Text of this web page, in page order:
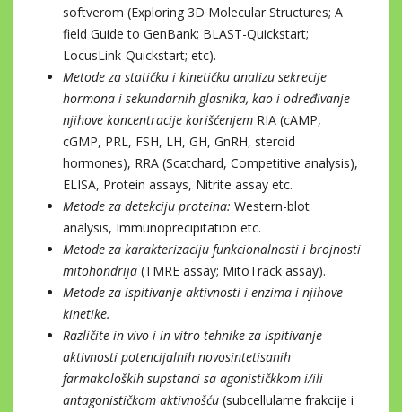
softverom (Exploring 3D Molecular Structures; A
field Guide to GenBank; BLAST-Quickstart;
LocusLink-Quickstart; etc).
Metode za statičku i kinetičku analizu sekrecije
hormona i sekundarnih glasnika, kao i određivanje
njihove koncentracije korišćenjem RIA (cAMP,
cGMP, PRL, FSH, LH, GH, GnRH, steroid
hormones), RRA (Scatchard, Competitive analysis),
ELISA, Protein assays, Nitrite assay etc.
Metode za detekciju proteina: Western-blot
analysis, Immunoprecipitation etc.
Metode za karakterizaciju funkcionalnosti i brojnosti
mitohondrija (TMRE assay; MitoTrack assay).
Metode za ispitivanje aktivnosti i enzima i njihove
kinetike.
Različite in vivo i in vitro tehnike za ispitivanje
aktivnosti potencijalnih novosintetisanih
farmakoloških supstanci sa agonističkkom i/ili
antagonističkom aktivnošću (subcellularne frakcije i